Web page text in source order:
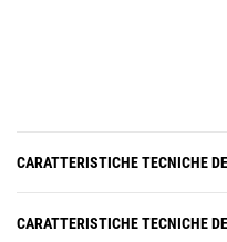
CARATTERISTICHE TECNICHE
CARATTERISTICHE TECNICHE